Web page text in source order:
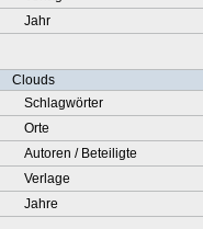
Jahr
Clouds
Schlagwörter
Orte
Autoren / Beteiligte
Verlage
Jahre